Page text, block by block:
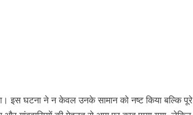
इस घटना ने न केवल उनके सामान को नष्ट किया बल्कि पूरे